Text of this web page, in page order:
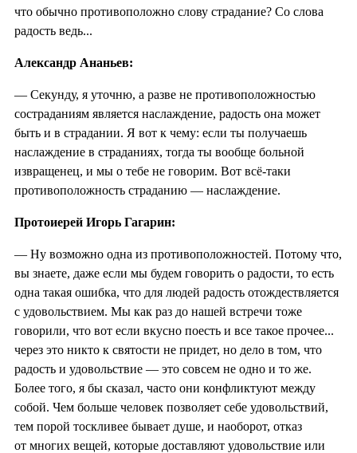
что обычно противоположно слову страдание? Со слова
радость ведь...
Александр Ананьев:
— Секунду, я уточню, а разве не противоположностью
состраданиям является наслаждение, радость она может
быть и в страдании. Я вот к чему: если ты получаешь
наслаждение в страданиях, тогда ты вообще больной
извращенец, и мы о тебе не говорим. Вот всё-таки
противоположность страданию — наслаждение.
Протоиерей Игорь Гагарин:
— Ну возможно одна из противоположностей. Потому что,
вы знаете, даже если мы будем говорить о радости, то есть
одна такая ошибка, что для людей радость отождествляется
с удовольствием. Мы как раз до нашей встречи тоже
говорили, что вот если вкусно поесть и все такое прочее...
через это никто к святости не придет, но дело в том, что
радость и удовольствие — это совсем не одно и то же.
Более того, я бы сказал, часто они конфликтуют между
собой. Чем больше человек позволяет себе удовольствий,
тем порой тоскливее бывает душе, и наоборот, отказ
от многих вещей, которые доставляют удовольствие или